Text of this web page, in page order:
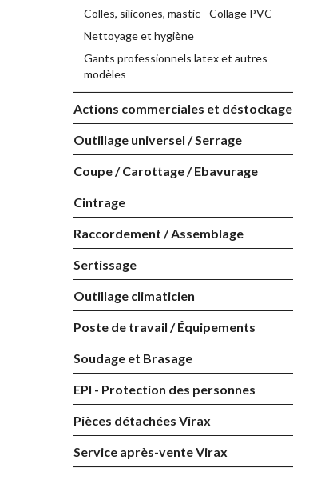
Colles, silicones, mastic - Collage PVC
Nettoyage et hygiène
Gants professionnels latex et autres
modèles
Actions commerciales et déstockage
Outillage universel / Serrage
Coupe / Carottage / Ebavurage
Cintrage
Raccordement / Assemblage
Sertissage
Outillage climaticien
Poste de travail / Équipements
Soudage et Brasage
EPI - Protection des personnes
Pièces détachées Virax
Service après-vente Virax